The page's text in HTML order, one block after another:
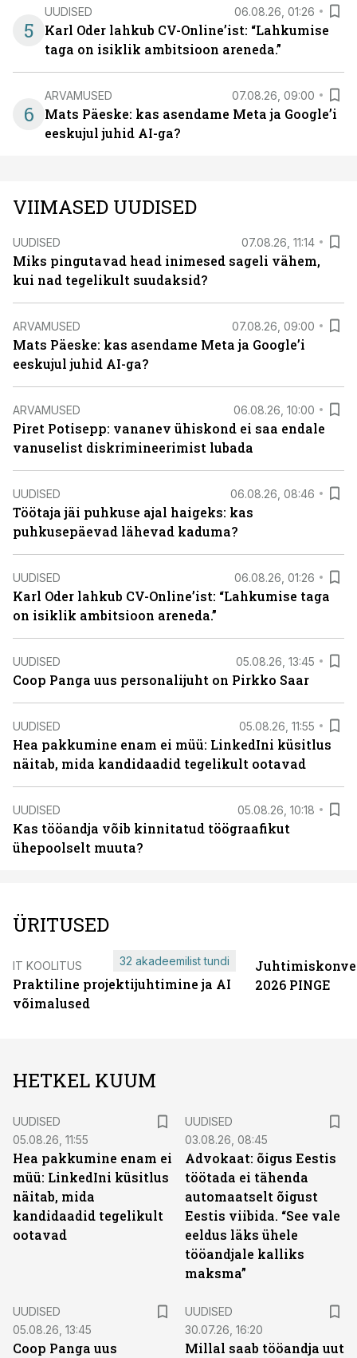
5
UUDISED 06.08.26, 01:26
Karl Oder lahkub CV-Online’ist: “Lahkumise
taga on isiklik ambitsioon areneda.”
6
ARVAMUSED 07.08.26, 09:00
Mats Päeske: kas asendame Meta ja Google’i
eeskujul juhid AI-ga?
VIIMASED UUDISED
UUDISED 07.08.26, 11:14
Miks pingutavad head inimesed sageli vähem,
kui nad tegelikult suudaksid?
ARVAMUSED 07.08.26, 09:00
Mats Päeske: kas asendame Meta ja Google’i
eeskujul juhid AI-ga?
ARVAMUSED 06.08.26, 10:00
Piret Potisepp: vananev ühiskond ei saa endale
vanuselist diskrimineerimist lubada
UUDISED 06.08.26, 08:46
Töötaja jäi puhkuse ajal haigeks: kas
puhkusepäevad lähevad kaduma?
UUDISED 06.08.26, 01:26
Karl Oder lahkub CV-Online’ist: “Lahkumise taga
on isiklik ambitsioon areneda.”
UUDISED 05.08.26, 13:45
Coop Panga uus personalijuht on Pirkko Saar
UUDISED 05.08.26, 11:55
Hea pakkumine enam ei müü: LinkedIni küsitlus
näitab, mida kandidaadid tegelikult ootavad
UUDISED 05.08.26, 10:18
Kas tööandja võib kinnitatud töögraafikut
ühepoolselt muuta?
ÜRITUSED
IT KOOLITUS
Praktiline projektijuhtimine ja AI
võimalused
32 akadeemilist tundi
2026 PINGE
HETKEL KUUM
UUDISED
05.08.26, 11:55
Hea pakkumine enam ei
müü: LinkedIni küsitlus
näitab, mida
kandidaadid tegelikult
ootavad
UUDISED
03.08.26, 08:45
Advokaat: õigus Eestis
töötada ei tähenda
automaatselt õigust
Eestis viibida. “See vale
eeldus läks ühele
tööandjale kalliks
maksma”
UUDISED
05.08.26, 13:45
Coop Panga uus
UUDISED
30.07.26, 16:20
Millal saab tööandja uut